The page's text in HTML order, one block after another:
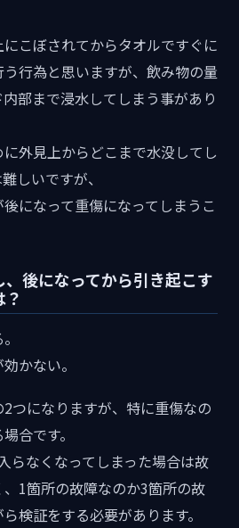
こぼされてからタオルですぐに
行為と思いますが、飲み物の量
部まで浸水してしまう事があり
外見上からどこまで水没してし
しいですが、
になって重傷になってしまうこ
後になってから引き起こす
かない。
つになりますが、特に重傷なの
合です。
らなくなってしまった場合は故
1箇所の故障なのか3箇所の故
検証をする必要があります。